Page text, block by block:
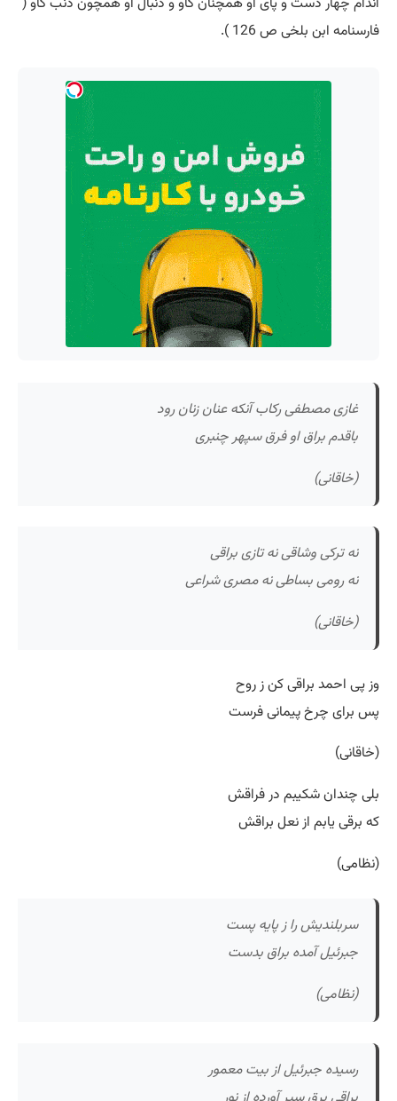
فارسنامه ابن بلخی ص 126 ).
غازی مصطفی رکاب آنکه عنان زنان رود
باقدم براق او فرق سپهر چنبری
(خاقانی)
نه ترکی وشاقی نه تازی براقی
نه رومی بساطی نه مصری شراعی
(خاقانی)
وز پی احمد براقی کن ز روح
پس برای چرخ پیمانی فرست
(خاقانی)
بلی چندان شکیبم در فراقش
که برقی یابم از نعل براقش
(نظامی)
سربلندیش را ز پایه پست
جبرئیل آمده براق بدست
(نظامی)
رسیده جبرئیل از بیت معمور